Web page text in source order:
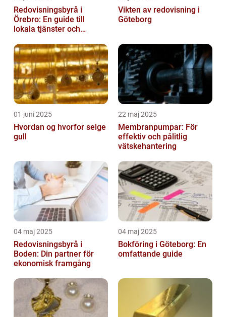
Redovisningsbyrå i
Örebro: En guide till
lokala tjänster och
Vikten av redovisning i
Göteborg
01 juni 2025
Hvordan og hvorfor selge
gull
22 maj 2025
Membranpumpar: För
effektiv och pålitlig
vätskehantering
04 maj 2025
Redovisningsbyrå i
Boden: Din partner för
ekonomisk framgång
04 maj 2025
Bokföring i Göteborg: En
omfattande guide